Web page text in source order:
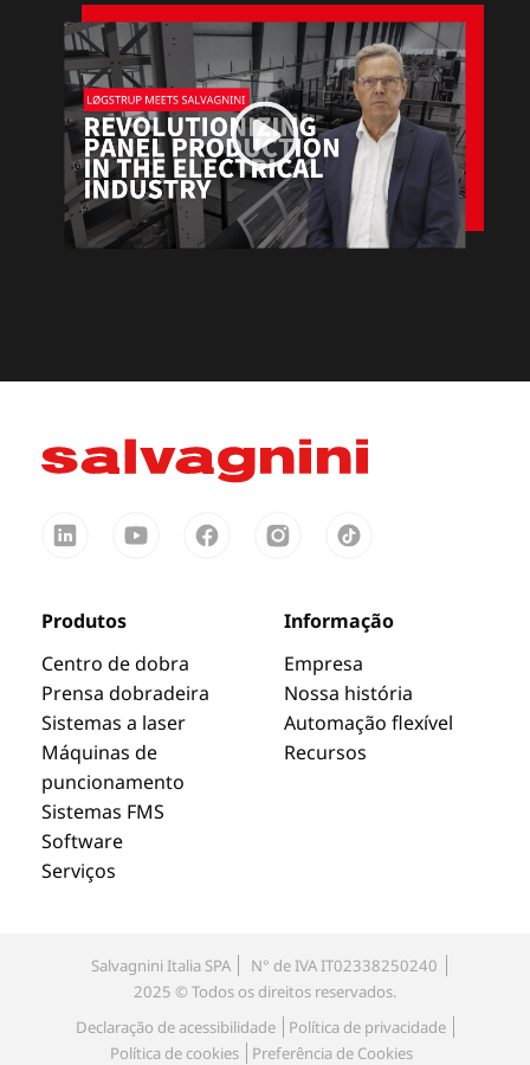
Produtos
Centro de dobra
Prensa dobradeira
Sistemas a laser
Máquinas de
puncionamento
Sistemas FMS
Software
Serviços
Informação
Empresa
Nossa história
Automação flexível
Recursos
Salvagnini Italia SPA
N° de IVA IT02338250240
2025 © Todos os direitos reservados.
Declaração de acessibilidade
Política de privacidade
Política de cookies
Preferência de Cookies